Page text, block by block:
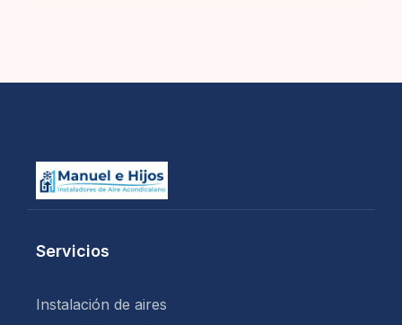
Servicios
Instalación de aires